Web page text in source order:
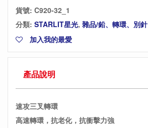
貨號: C920-32_1
分類: STARLIT星光, 雜品/鉛、轉環、別針
加入我的最愛
產品說明
速攻三叉轉環
高速轉環，抗老化，抗衝擊力強